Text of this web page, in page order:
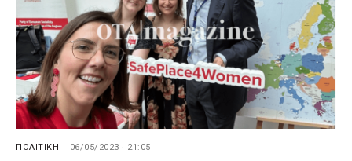
ΠΟΛΙΤΙΚΗ | 06/05/2023 · 21:05